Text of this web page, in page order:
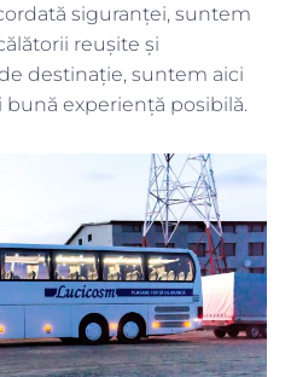
siguranței, suntem
reușite și
destinație, suntem aici
experiență posibilă.